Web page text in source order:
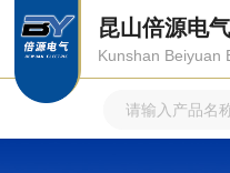
昆山倍源电
Kunshan Beiyuan